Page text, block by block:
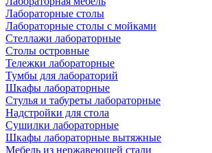
Лабораторные столы
Лабораторные столы с мойками
Стеллажи лабораторные
Столы островные
Тележки лабораторные
Тумбы для лабораторий
Шкафы лабораторные
Стулья и табуреты лабораторные
Надстройки для стола
Сушилки лабораторные
Шкафы лабораторные вытяжные
Мебель из нержавеющей стали